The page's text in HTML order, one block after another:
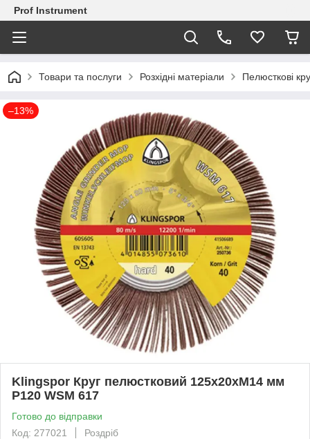
Prof Instrument
Товари та послуги Розхідні матеріали Пелюсткові
–13%
Klingspor Круг пелюстковий 125x20xM14 мм
P120 WSM 617
Готово до відправки
Код: 277021
Роздріб